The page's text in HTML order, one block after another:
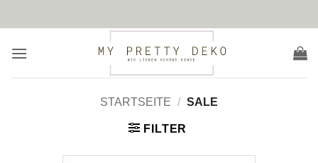
Inhalt
STARTSEITE / SALE
FILTER